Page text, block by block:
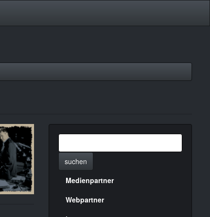
suchen
Menülinks
rechte
Medienpartner
Webpartner